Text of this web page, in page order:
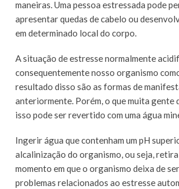
maneiras. Uma pessoa estressada pode
apresentar quedas de cabelo ou
em determinado local do corpo.
A situação de estresse normalmente
consequentemente nosso organismo
resultado disso são as formas de
anteriormente. Porém, o que muita gente
isso pode ser revertido com uma água
Ingerir água que contenham um pH
alcalinização do organismo, ou seja, retira
momento em que o organismo deixa de
problemas relacionados ao estresse